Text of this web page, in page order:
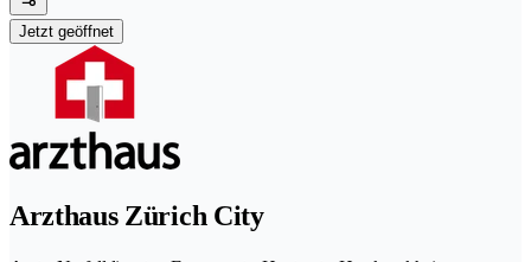
Jetzt geöffnet
Arzthaus Zürich City